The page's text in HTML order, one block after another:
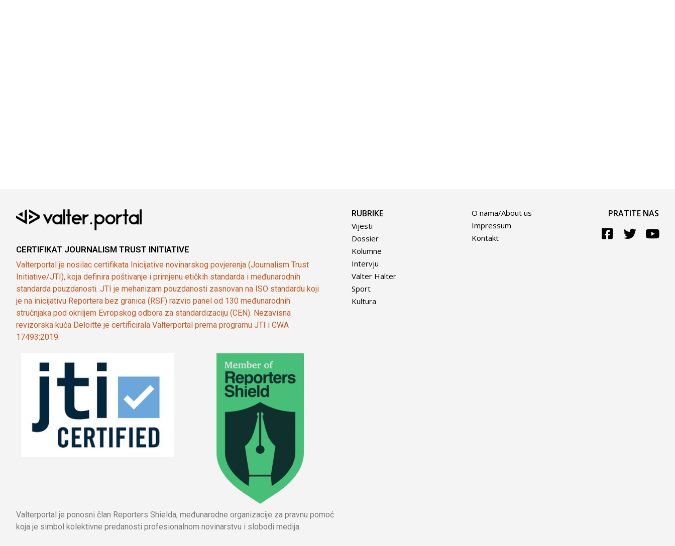
CERTIFIKAT JOURNALISM TRUST INITIATIVE
Valterportal je nosilac certifikata Inicijative novinarskog povjerenja (Journalism Trust
Initiative/JTI), koja definira poštivanje i primjenu etičkih standarda i međunarodnih
standarda pouzdanosti. JTI je mehanizam pouzdanosti zasnovan na ISO standardu koji
je na inicijativu Reportera bez granica (RSF) razvio panel od 130 međunarodnih
stručnjaka pod okriljem Evropskog odbora za standardizaciju (CEN). Nezavisna
revizorska kuća Deloitte je certificirala Valterportal prema programu JTI i CWA
17493:2019.
Valterportal je ponosni član Reporters Shielda, međunarodne organizacije za pravnu pomoć
koja je simbol kolektivne predanosti profesionalnom novinarstvu i slobodi medija.
RUBRIKE
Vijesti
Dossier
Kolumne
Intervju
Valter Halter
Sport
Kultura
O nama/About us
Impressum
Kontakt
PRATITE NAS